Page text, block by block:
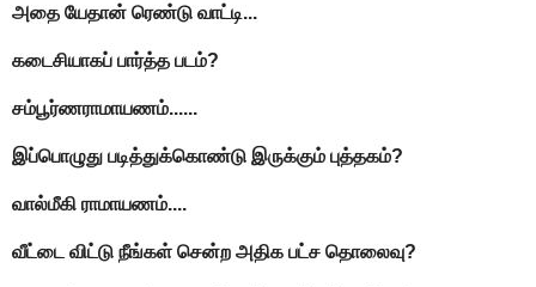
அதை யேதான் ரெண்டு வாட்டி...
கடைசியாகப் பார்த்த படம்?
சம்பூர்ணராமாயணம்......
இப்பொழுது படித்துக்கொண்டு இருக்கும் புத்தகம்?
வால்மீகி ராமாயணம்....
வீட்டை விட்டு நீங்கள் சென்ற அதிக பட்ச தொலைவு?